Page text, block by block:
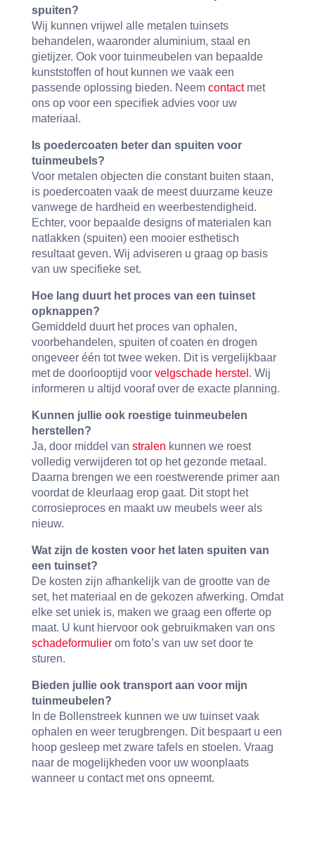
spuiten?
Wij kunnen vrijwel alle metalen tuinsets
behandelen, waaronder aluminium, staal en
gietijzer. Ook voor tuinmeubelen van bepaalde
kunststoffen of hout kunnen we vaak een
passende oplossing bieden. Neem contactmet
ons op voor een specifiek advies voor uw
materiaal.
Is poedercoaten beter dan spuiten voor
tuinmeubels?
Voor metalen objecten die constant buiten staan,
is poedercoaten vaak de meest duurzame keuze
vanwege de hardheid en weerbestendigheid.
Echter, voor bepaalde designs of materialen kan
natlakken (spuiten) een mooier esthetisch
resultaat geven. Wij adviseren u graag op basis
van uw specifieke set.
Hoe lang duurt het proces van een tuinset
opknappen?
Gemiddeld duurt het proces van ophalen,
voorbehandelen, spuiten of coaten en drogen
ongeveer één tot twee weken. Dit is vergelijkbaar
met de doorlooptijd voor velgschade herstel . Wij
informeren u altijd vooraf over de exacte planning.
Kunnen jullie ook roestige tuinmeubelen
herstellen?
Ja, door middel van stralen kunnen we roest
volledig verwijderen tot op het gezonde metaal.
Daarna brengen we een roestwerende primer aan
voordat de kleurlaag erop gaat. Dit stopt het
corrosieproces en maakt uw meubels weer als
nieuw.
Wat zijn de kosten voor het laten spuiten van
een tuinset?
De kosten zijn afhankelijk van de grootte van de
set, het materiaal en de gekozen afwerking. Omdat
elke set uniek is, maken we graag een offerte op
maat. U kunt hiervoor ook gebruikmaken van ons
schadeformulierom foto’s van uw set door te
sturen.
Bieden jullie ook transport aan voor mijn
tuinmeubelen?
In de Bollenstreek kunnen we uw tuinset vaak
ophalen en weer terugbrengen. Dit bespaart u een
hoop gesleep met zware tafels en stoelen. Vraag
naar de mogelijkheden voor uw woonplaats
wanneer u contact met ons opneemt.